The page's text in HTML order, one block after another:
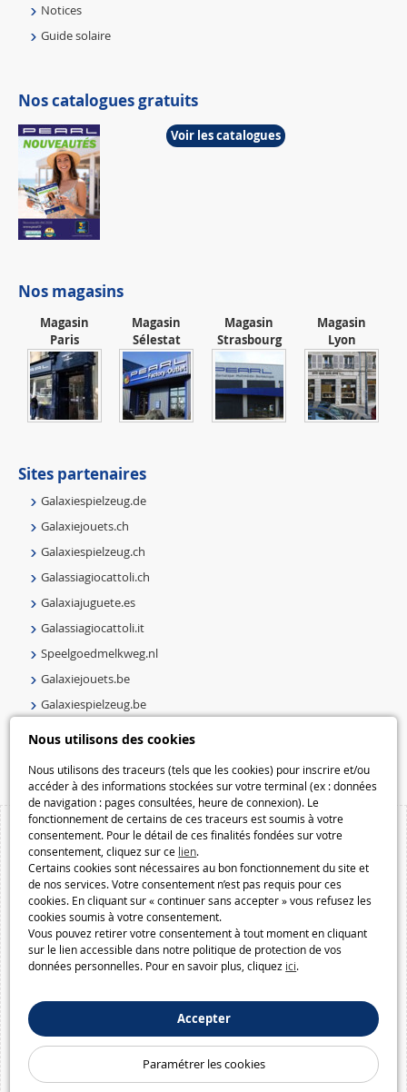
Nous utilisons des cookies
Nous utilisons des traceurs (tels que les cookies) pour inscrire et/ou
accéder à des informations stockées sur votre terminal (ex : données
de navigation : pages consultées, heure de connexion). Le
fonctionnement de certains de ces traceurs est soumis à votre
consentement. Pour le détail de ces finalités fondées sur votre
consentement, cliquez sur ce lien.
Certains cookies sont nécessaires au bon fonctionnement du site et
de nos services. Votre consentement n’est pas requis pour ces
cookies. En cliquant sur « continuer sans accepter » vous refusez les
cookies soumis à votre consentement.
Vous pouvez retirer votre consentement à tout moment en cliquant
sur le lien accessible dans notre politique de protection de vos
données personnelles. Pour en savoir plus, cliquez ici.
Accepter
Paramétrer les cookies
Notices
Guide solaire
Nos catalogues gratuits
Voir les catalogues
Nos magasins
Magasin
Paris
Magasin
Sélestat
Magasin
Strasbourg
Magasin
Lyon
Sites partenaires
Galaxiespielzeug.de
Galaxiejouets.ch
Galaxiespielzeug.ch
Galassiagiocattoli.ch
Galaxiajuguete.es
Galassiagiocattoli.it
Speelgoedmelkweg.nl
Galaxiejouets.be
Galaxiespielzeug.be